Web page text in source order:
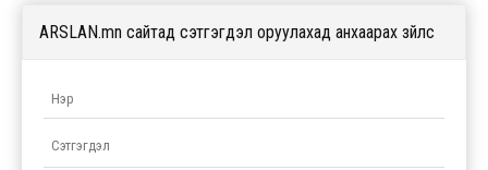
ARSLAN.mn сайтад сэтгэгдэл оруулахад анхаарах зүйлс